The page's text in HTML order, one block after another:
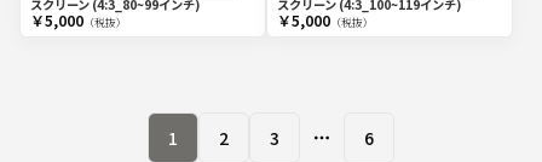
スクリーン (4:3_80~99インチ)
￥5,000（税抜）
スクリーン (4:3_100~119インチ)
￥5,000（税抜）
1 2 3 More pages
6